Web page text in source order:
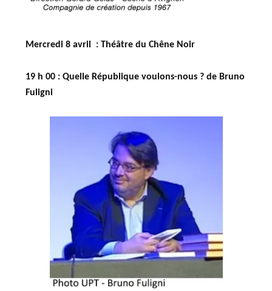
Mercredi 8 avril : Théâtre du Chêne Noir
19 h 00 : Quelle République voulons-nous ? de Bruno
Fuligni